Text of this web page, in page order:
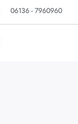
06136 - 7960960